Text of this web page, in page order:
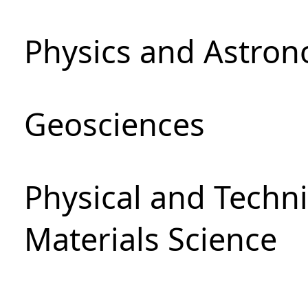
Physics and
Geosciences
Physical and
Materials Science